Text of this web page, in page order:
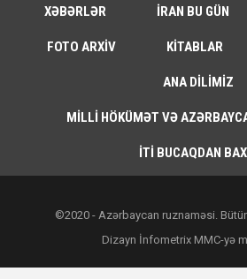
XƏBƏRLƏR İRAN BU GÜN
FOTO ARXIV KITABLAR
ANA DILIMIZ
MILLI HÖKÜMƏT VƏ
İTI BUCAQDAN
©2020 - Azərbaycan ruznaməsi.
Dizayn İnfometrix MMC-yə